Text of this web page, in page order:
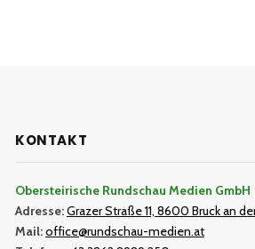
KONTAKT
Obersteirische Rundschau Medien GmbH
Adresse:Grazer Straße 11, 8600 Bruck an
Mail:office@rundschau-medien.at